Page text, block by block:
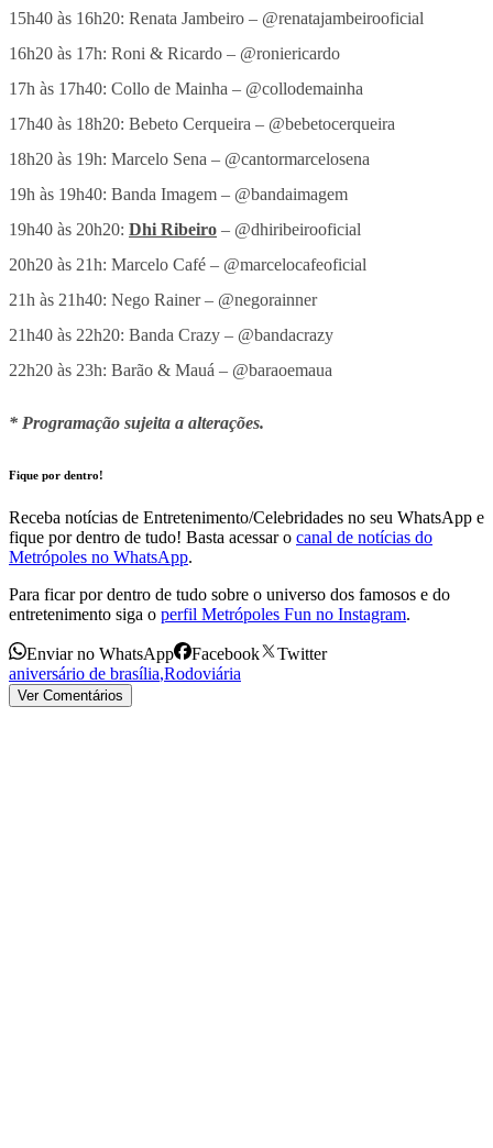
15h40 às 16h20: Renata Jambeiro – @renatajambeirooficial
16h20 às 17h: Roni & Ricardo – @roniericardo
17h às 17h40: Collo de Mainha – @collodemainha
17h40 às 18h20: Bebeto Cerqueira – @bebetocerqueira
18h20 às 19h: Marcelo Sena – @cantormarcelosena
19h às 19h40: Banda Imagem – @bandaimagem
19h40 às 20h20: Dhi Ribeiro – @dhiribeirooficial
20h20 às 21h: Marcelo Café – @marcelocafeoficial
21h às 21h40: Nego Rainer – @negorainner
21h40 às 22h20: Banda Crazy – @bandacrazy
22h20 às 23h: Barão & Mauá – @baraoemaua
* Programação sujeita a alterações.
Fique por dentro!
Receba notícias de Entretenimento/Celebridades no seu WhatsApp e
fique por dentro de tudo! Basta acessar o canal de notícias do
Metrópoles no WhatsApp.
Para ficar por dentro de tudo sobre o universo dos famosos e do
entretenimento siga o perfil Metrópoles Fun no Instagram.
Enviar no WhatsApp Facebook
Twitter
aniversário de brasília,Rodoviária
Ver Comentários